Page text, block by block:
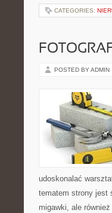
CATEGORIES:
POSTED BY ADMIN
udoskonalać
tematem strony jest
migawki, ale